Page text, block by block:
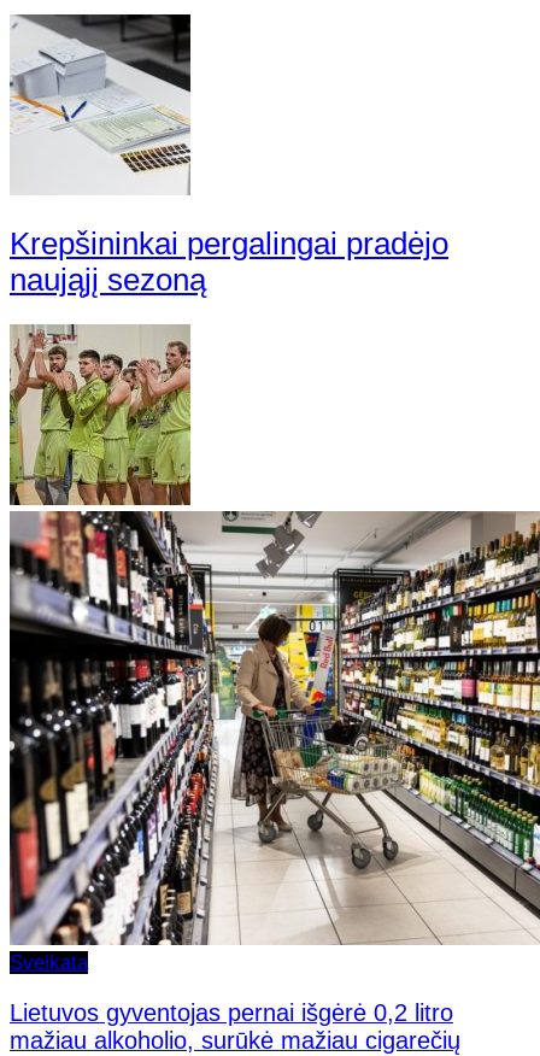
Krepšininkai pergalingai pradėjo
naująjį sezoną
Sveikata
Lietuvos gyventojas pernai išgėrė 0,2 litro
mažiau alkoholio, surūkė mažiau cigarečių